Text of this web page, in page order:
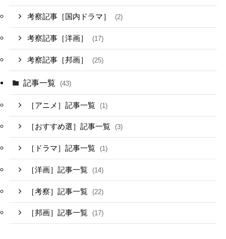
考察記事［国内ドラマ］ (2)
考察記事［洋画］ (17)
考察記事［邦画］ (25)
記事一覧 (43)
［アニメ］記事一覧 (1)
［おすすめ選］記事一覧 (3)
［ドラマ］記事一覧 (1)
［洋画］記事一覧 (14)
［考察］記事一覧 (22)
［邦画］記事一覧 (17)